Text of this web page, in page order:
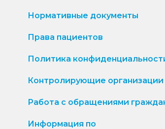
Нормативные документы
Права пациентов
Политика
Контролирующие организации
Работа с обращениями
Информация по